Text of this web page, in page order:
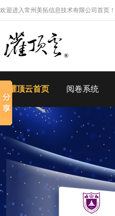
欢迎进入常州美拓信息技术有限公司首页！
灌顶云首页 阅卷系统